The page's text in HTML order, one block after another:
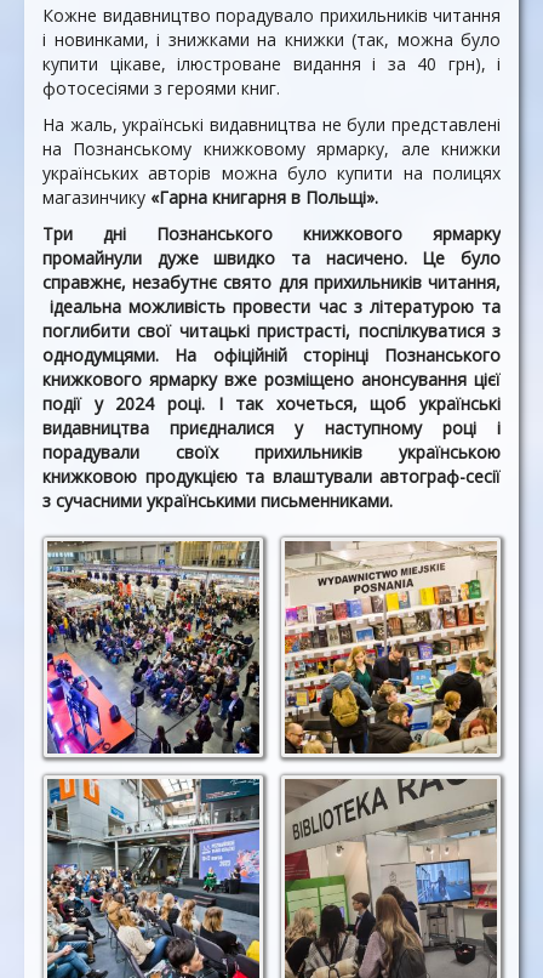
Кожне видавництво порадувало прихильників читання
і новинками, і знижками на книжки (так, можна було
купити цікаве, ілюстроване видання і за 40 грн), і
фотосесіями з героями книг.
На жаль, українські видавництва не були представлені
на Познанському книжковому ярмарку, але книжки
українських авторів можна було купити на полицях
магазинчику «Гарна книгарня в Польщі».
Три дні Познанського книжкового ярмарку
промайнули дуже швидко та насичено. Це було
справжнє, незабутнє свято для прихильників читання,
ідеальна можливість провести час з літературою та
поглибити свої читацькі пристрасті, поспілкуватися з
однодумцями. На офіційній сторінці Познанського
книжкового ярмарку вже розміщено анонсування цієї
події у 2024 році. І так хочеться, щоб українські
видавництва приєдналися у наступному році і
порадували своїх прихильників українською
книжковою продукцією та влаштували автограф-сесії
з сучасними українськими письменниками.